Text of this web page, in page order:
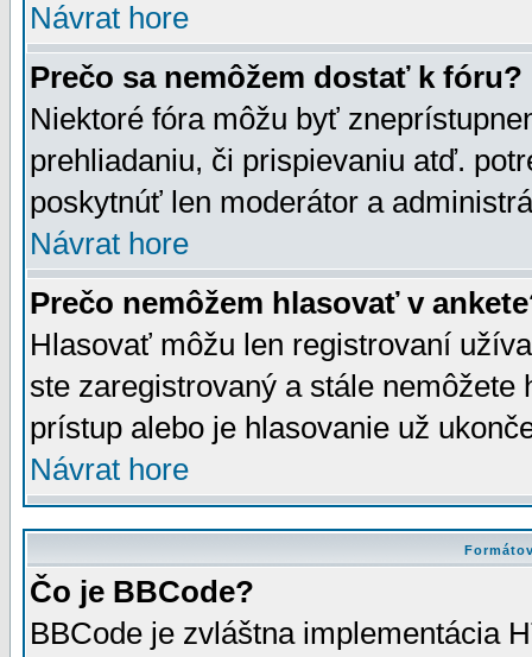
Návrat hore
Prečo sa nemôžem dostať k fóru?
Niektoré fóra môžu byť
prehliadaniu, či prispievaniu atď.
poskytnúť len moderátor a
Návrat hore
Prečo nemôžem hlasovať v
Hlasovať môžu len registrovaní
ste zaregistrovaný a stále
prístup alebo je hlasovanie už
Návrat hore
Čo je BBCode?
BBCode je zvláštna implementácia